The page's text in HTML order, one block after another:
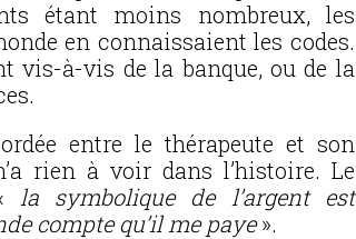
étant moins nombreux, les
en connaissaient les codes.
vis-à-vis de la banque, ou de la
entre le thérapeute et son
rien à voir dans l’histoire. Le
la symbolique de l’argent est
compte qu’il me paye».